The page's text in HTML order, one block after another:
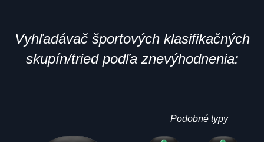
Vyhľadávač športových klasifikačných
skupín/tried podľa znevýhodnenia:
Podobné typy